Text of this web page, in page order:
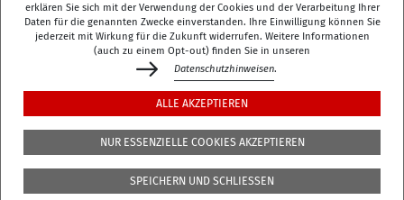
12101 Berlin
dza-berlin dza de
+49 (0)30 - 260740-0
+49 (0)30 - 260740-33
Manfred-von-Richthofen-Str./Ecke Dudenstr.
erklären Sie sich mit der Verwendung der Cookies und der Verarbeitung Ihrer
Daten für die genannten Zwecke einverstanden. Ihre Einwilligung können Sie
jederzeit mit Wirkung für die Zukunft widerrufen. Weitere Informationen
(auch zu einem Opt-out) finden Sie in unseren
Datenschutzhinweisen.
ALLE AKZEPTIEREN
NUR ESSENZIELLE COOKIES AKZEPTIEREN
SPEICHERN UND SCHLIESSEN